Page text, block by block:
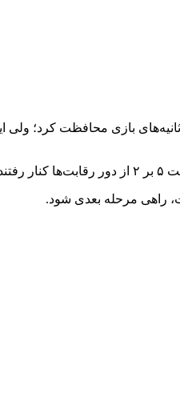
می‌رسید شاگردان کُمپانی کار خیلی سختی نداشته باشند اما سلتیک از گل دقیقه ۶۳ خود